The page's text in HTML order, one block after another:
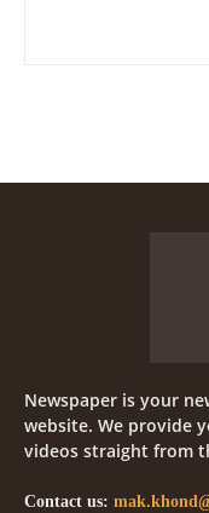
Newspaper is your
website. We provide
videos straight from
Contact us: